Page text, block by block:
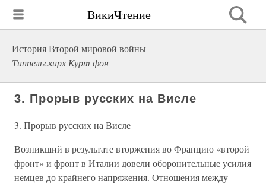
ВикиЧтение
История Второй мировой войны
Типпельскирх Курт фон
3. Прорыв русских на Висле
3. Прорыв русских на Висле
Возникший в результате вторжения во Францию «второй
фронт» и фронт в Италии довели оборонительные усилия
немцев до крайнего напряжения. Отношения между